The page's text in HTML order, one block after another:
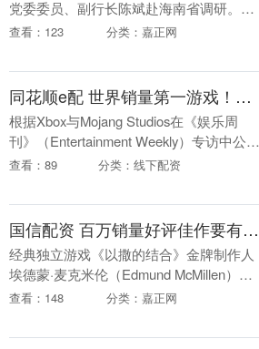
党委委员、副行长陈斌赴海南省调研。期
间，分别与省政府、省地方金融监督管理
大金融支持自贸....
查看：123 分类：嘉正网
同花顺e配 世界销量第一游戏！《我的世界》官宣销量达4亿份
根据Xbox与Mojang Studios在《娱乐周
刊》（Entertainment Weekly）专访中公布
的数据，截至2026年6月，《我的世界》
查看：89 分类：线下配资
国信配资 百万销量好评佳作要有中文了！首张中文截图曝光
经典独立游戏《以撒的结合》金牌制作人
埃德蒙·麦克米伦（Edmund McMillen）与
泰勒·格雷尔（Tyler Glaiel）携手操刀，集
查看：148 分类：嘉正网